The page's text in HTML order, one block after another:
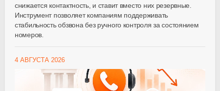
снижается контактность, и ставит вместо них резервные.
Инструмент позволяет компаниям поддерживать
стабильность обзвона без ручного контроля за состоянием
номеров.
4 АВГУСТА 2026